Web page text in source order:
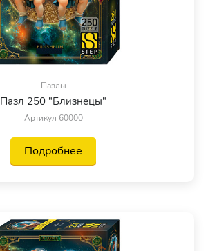
Пазлы
Пазл 250 "Близнецы"
Артикул 60000
Подробнее